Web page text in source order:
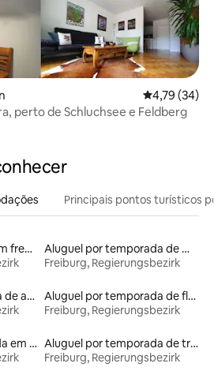
4,79 de uma
4,79 (34)
perto de Schluchsee e Feldberg
Principais pontos turísticos
Aluguéis de espaços em frente à praia
Aluguel por temporada de microcasas
Freiburg, Regierungsbezirk
Aluguel por temporada de apart-hotéis
Aluguel por temporada de flats
Freiburg, Regierungsbezirk
Aluguéis por temporada em albergue
Aluguel por temporada de trailers
Freiburg, Regierungsbezirk